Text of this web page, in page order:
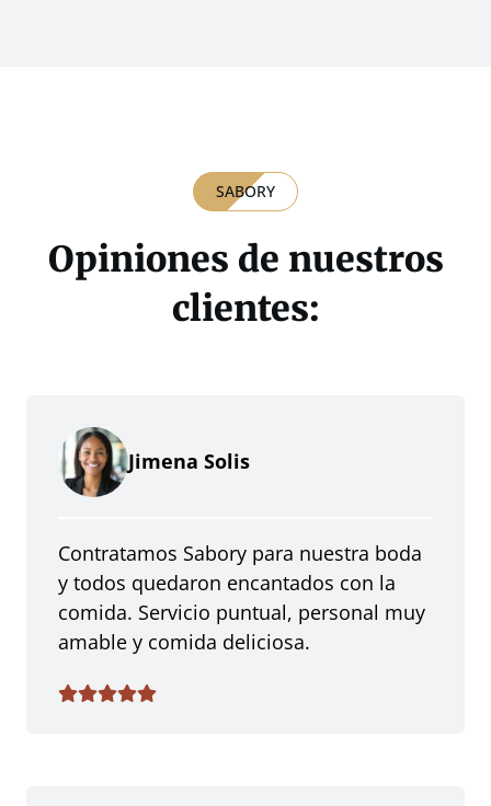
SABORY
Opiniones de nuestros
clientes:
Jimena Solis
Contratamos Sabory para nuestra boda
y todos quedaron encantados con la
comida. Servicio puntual, personal muy
amable y comida deliciosa.